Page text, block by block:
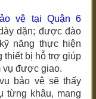
vệ tại Quận 6
dặn; được đào
năng thực hiện
thiết bị hỗ trợ giúp
vụ được giao.
bảo vệ sẽ thấy
từng khâu, mang